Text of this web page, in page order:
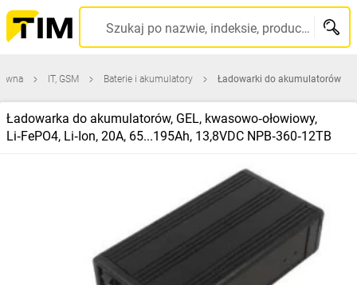
Szukaj po nazwie, indeksie, producencie, kodzie kreskowym...
IT, GSM Baterie i akumulatory Ładowarki do akumulatorów
Ładowarka do akumulatorów, GEL, kwasowo‑ołowiowy,
Li‑FePO4, Li‑Ion, 20A, 65...195Ah, 13,8VDC NPB‑360‑12TB